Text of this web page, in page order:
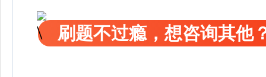
刷题不过瘾，想咨询其他